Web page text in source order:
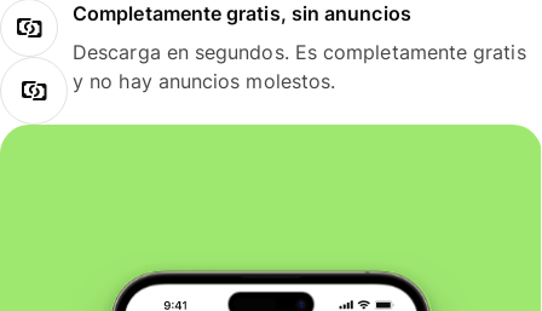
Completamente gratis, sin anuncios
Descarga en segundos. Es completamente gratis
y no hay anuncios molestos.